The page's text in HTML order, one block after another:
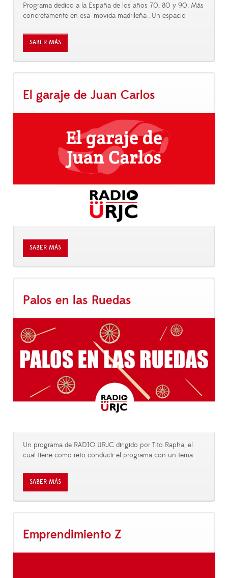
Programa dedico a la España de los años 70, 80 y 90. Más
concretamente en esa "movida madrileña". Un espacio
SABER MÁS
El garaje de Juan Carlos
SABER MÁS
Palos en las Ruedas
Un programa de RADIO URJC dirigido por Tito Rapha, el
cual tiene como reto conducir el programa con un tema
SABER MÁS
Emprendimiento Z